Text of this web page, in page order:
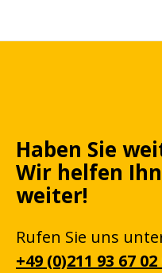
Haben Sie
Wir helfen
weiter!
Rufen Sie uns
+49 (0)211 93 67 02